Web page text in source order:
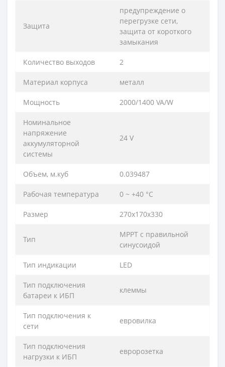
Защита
предупреждение о
перегрузке сети,
защита от короткого
замыкания
Количество выходов 2
Материал корпуса металл
Мощность 2000/1400 VA/W
Номинальное
напряжение
аккумуляторной
системы
24 V
Объем, м.куб 0.039487
Рабочая температура 0 ~ +40 °C
Размер 270х170х330
Тип
MPPT с правильной
синусоидой
Тип индикации LED
Тип подключения
батареи к ИБП
клеммы
Тип подключения к
сети
евровилка
Тип подключения
нагрузки к ИБП
евророзетка